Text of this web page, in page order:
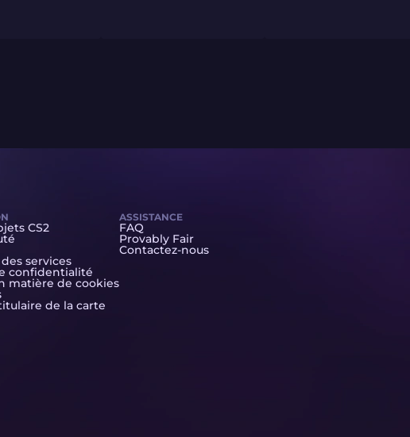
CS2
services
confidentialité
matière de cookies
de la carte
ASSISTANCE
FAQ
Provably Fair
Contactez-nous